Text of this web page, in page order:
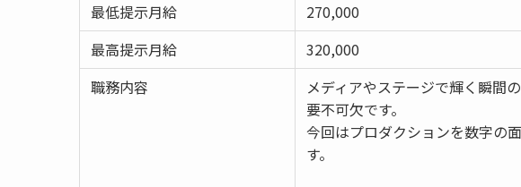
最低提示月給
270,000
最高提示月給
320,000
職務内容
メディアやステージで輝く瞬間
要不可欠です。
今回はプロダクションを数字の
す。